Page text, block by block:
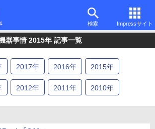
検索 Impressサイト
器事情 2015年 記事一覧
2017年 2016年 2015年
2012年 2011年 2010年